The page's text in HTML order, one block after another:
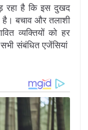
रहा है कि इस दुखद
है। बचाव और तलाशी
व्यक्तियों को हर
संबंधित एजेंसियां